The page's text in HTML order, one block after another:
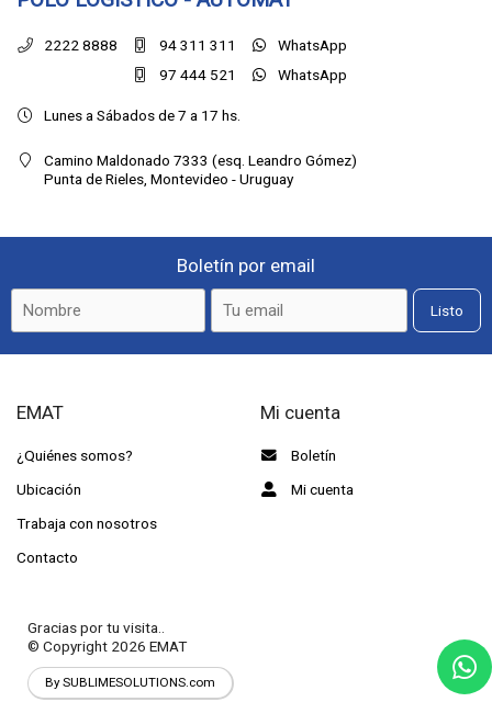
2222 8888 94 311 311
WhatsApp
97 444 521
WhatsApp
Lunes a Sábados de 7 a 17 hs.
Camino Maldonado 7333 (esq. Leandro Gómez)
Punta de Rieles, Montevideo - Uruguay
Boletín por email
Listo
EMAT
¿Quiénes somos?
Ubicación
Trabaja con nosotros
Contacto
Mi cuenta
Boletín
Mi cuenta
Gracias por tu visita..
© Copyright 2026 EMAT
By SUBLIMESOLUTIONS.com